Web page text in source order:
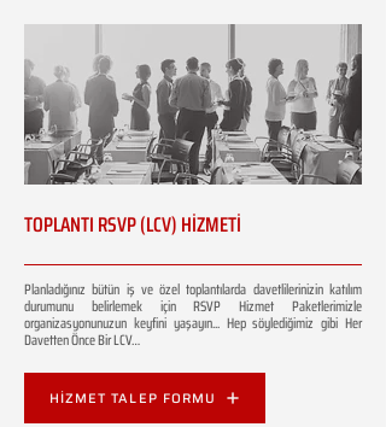
TOPLANTI RSVP (LCV) HİZMETİ
Planladığınız bütün iş ve özel toplantılarda davetlilerinizin katılım
durumunu belirlemek için RSVP Hizmet Paketlerimizle
organizasyonunuzun keyfini yaşayın... Hep söylediğimiz gibi Her
Davetten Önce Bir LCV…
HİZMET TALEP FORMU